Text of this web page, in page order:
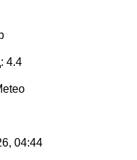
4.4
04:44